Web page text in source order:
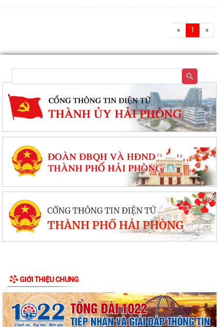
« 1 »
GIỚI THIỆU CHUNG